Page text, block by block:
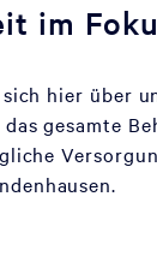
im
hier über
gesamte